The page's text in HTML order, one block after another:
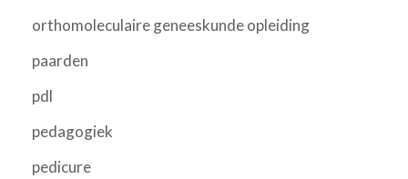
orthomoleculaire geneeskunde opleiding
paarden
pdl
pedagogiek
pedicure